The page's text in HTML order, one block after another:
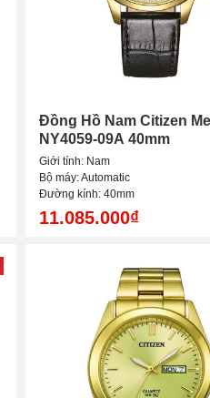
Đồng Hồ Nam Citizen
NY4059-09A 40mm
Giới tính: Nam
Bộ máy: Automatic
Đường kính: 40mm
11.085.000₫